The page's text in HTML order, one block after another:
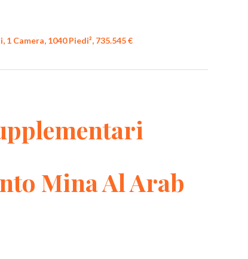
Camera, 1040 Piedi², 735.545 €
Mina Al Arab